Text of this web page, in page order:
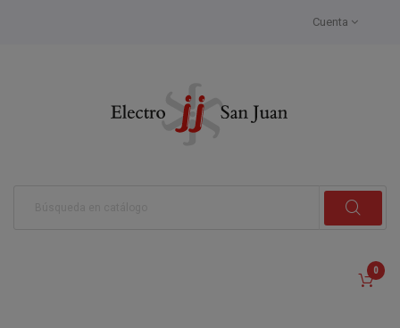
Cuenta
0